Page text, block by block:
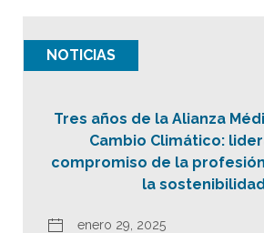
NOTICIAS
Tres años de la Alianza
Cambio Climático:
compromiso de la
la sostenibilidad
enero 29, 2025